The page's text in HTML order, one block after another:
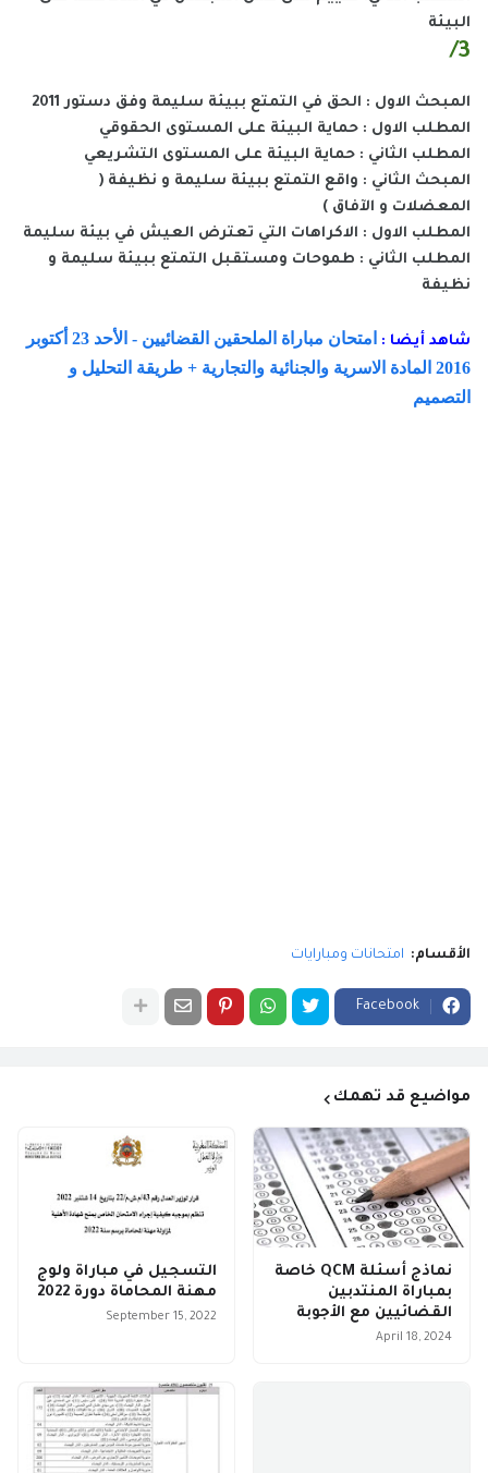
البيئة
3/
المبحث الاول : الحق في التمتع ببيئة سليمة وفق دستور 2011
المطلب الاول : حماية البيئة على المستوى الحقوقي
المطلب الثاني : حماية البيئة على المستوى التشريعي
المبحث الثاني : واقع التمتع ببيئة سليمة و نظيفة (
المعضلات و الآفاق )
المطلب الاول : الاكراهات التي تعترض العيش في بيئة سليمة
المطلب الثاني : طموحات ومستقبل التمتع ببيئة سليمة و
نظيفة
شاهد أيضا :
امتحان مباراة الملحقين القضائيين - الأحد 23 أكتوبر
2016 المادة الاسرية والجنائية والتجارية + طريقة التحليل و
التصميم
الأقسام: امتحانات ومبارايات
Facebook
مواضيع قد تهمك
نماذج أسئلة QCM خاصة
بمباراة المنتدبين
القضائيين مع الأجوبة
April 18, 2024
التسجيل في مباراة ولوج
مهنة المحاماة دورة 2022
September 15, 2022